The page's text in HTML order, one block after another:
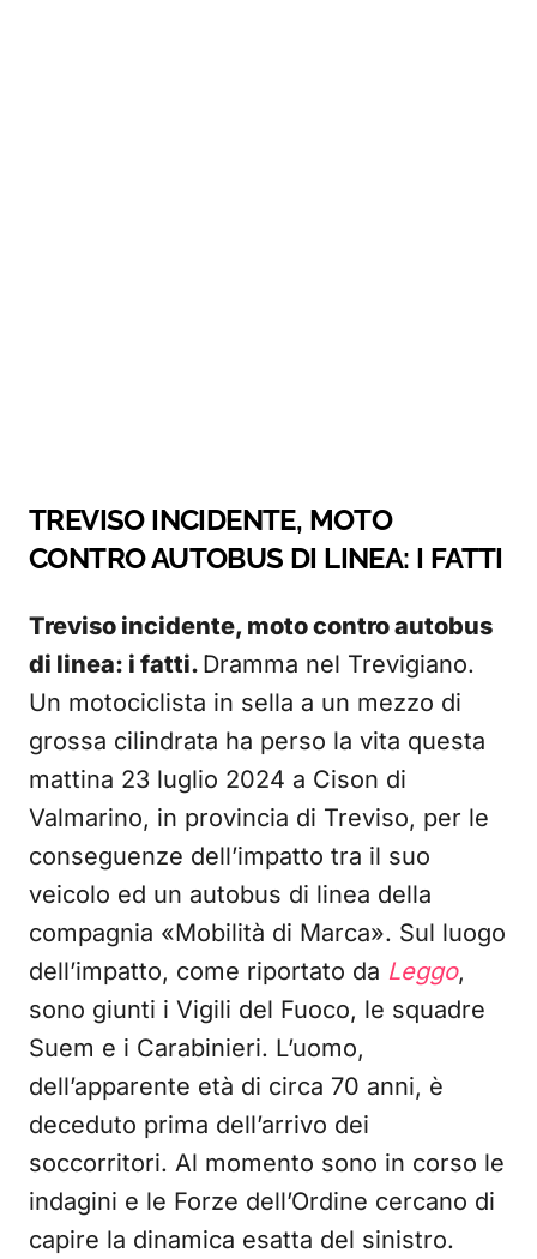
TREVISO INCIDENTE, MOTO
CONTRO AUTOBUS DI LINEA: I FATTI
Treviso incidente, moto contro autobus
di linea: i fatti. Dramma nel Trevigiano.
Un motociclista in sella a un mezzo di
grossa cilindrata ha perso la vita questa
mattina 23 luglio 2024 a Cison di
Valmarino, in provincia di Treviso, per le
conseguenze dell’impatto tra il suo
veicolo ed un autobus di linea della
compagnia «Mobilità di Marca». Sul luogo
dell’impatto, come riportato da Leggo,
sono giunti i Vigili del Fuoco, le squadre
Suem e i Carabinieri. L’uomo,
dell’apparente età di circa 70 anni, è
deceduto prima dell’arrivo dei
soccorritori. Al momento sono in corso le
indagini e le Forze dell’Ordine cercano di
capire la dinamica esatta del sinistro.